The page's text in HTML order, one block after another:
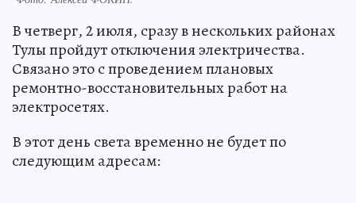
В четверг, 2 июля, сразу в нескольких районах
Тулы пройдут отключения электричества.
Связано это с проведением плановых
ремонтно-восстановительных работ на
электросетях.
В этот день света временно не будет по
следующим адресам: